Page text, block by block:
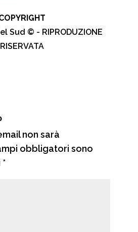
n
Sud © - RIPRODUZIONE
RISERVATA
non sarà
obbligatori sono
*